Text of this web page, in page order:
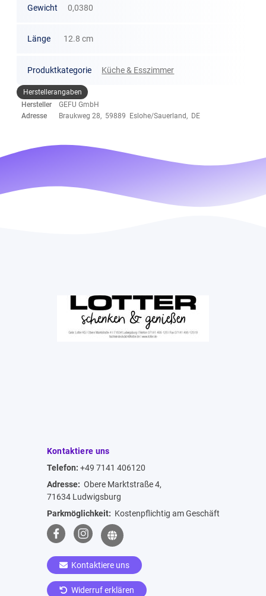
Gewicht 0,0380
Länge 12.8 cm
Produktkategorie Küche & Esszimmer
Herstellerangaben
Hersteller
GEFU GmbH
Adresse
Braukweg 28, 59889 Eslohe/Sauerland, DE
Kontaktiere uns
Telefon: +49 7141 406120
Adresse: Obere Marktstraße 4,
71634 Ludwigsburg
Parkmöglichkeit: Kostenpflichtig am Geschäft
Kontaktiere uns
Widerruf erklären